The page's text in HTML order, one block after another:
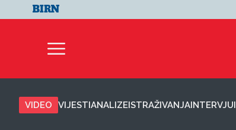
VIDEO VIJESTIANALIZEISTRAŽIVANJAINTERVJUI